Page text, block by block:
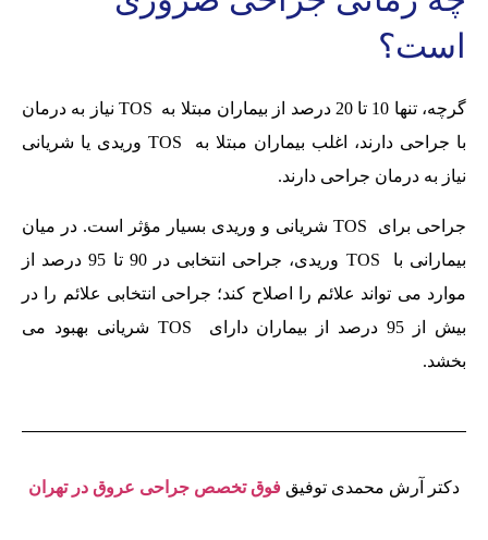
است؟
گرچه، تنها 10 تا 20 درصد از بیماران مبتلا به TOS نیاز به درمان
با جراحی دارند، اغلب بیماران مبتلا به TOS وریدی یا شریانی
نیاز به درمان جراحی دارند.
جراحی برای TOS شریانی و وریدی بسیار مؤثر است. در میان
بیمارانی با TOS وریدی، جراحی انتخابی در 90 تا 95 درصد از
موارد می تواند علائم را اصلاح کند؛ جراحی انتخابی علائم را در
بیش از 95 درصد از بیماران دارای TOS شریانی بهبود می
بخشد.
دکتر آرش محمدی توفیق فوق تخصص جراحی عروق در تهران